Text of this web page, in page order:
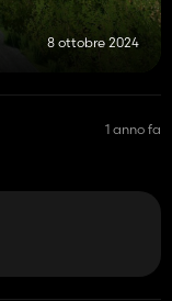
8 ottobre 2024
1 anno fa